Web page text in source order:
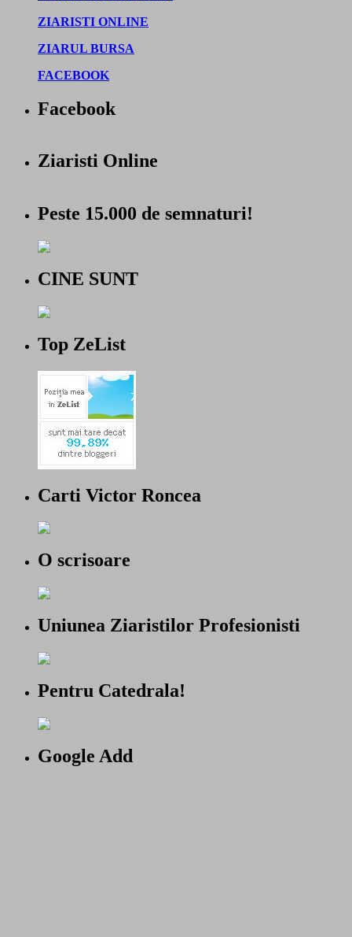
ZIARISTI ONLINE
ZIARUL BURSA
FACEBOOK
Facebook
Ziaristi Online
Peste 15.000 de semnaturi!
CINE SUNT
Top ZeList
Carti Victor Roncea
O scrisoare
Uniunea Ziaristilor Profesionisti
Pentru Catedrala!
Google Add